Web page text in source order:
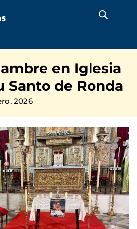
en Iglesia
Santo de Ronda
2026